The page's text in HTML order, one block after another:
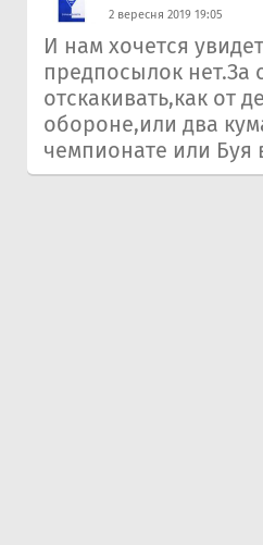
2 вересня 2019 19:05
И нам хочется
предпосылок нет.За
отскакивать,как от
обороне,или два
чемпионате или Буя